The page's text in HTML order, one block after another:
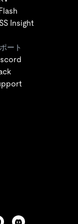
Insight
ート